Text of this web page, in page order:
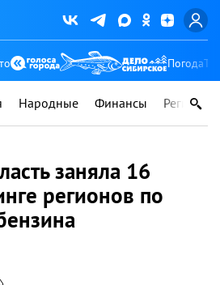
Погода
Народные Финансы Регионы
заняла 16
регионов по